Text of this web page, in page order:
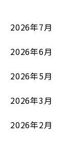
2026年7月
2026年6月
2026年5月
2026年3月
2026年2月